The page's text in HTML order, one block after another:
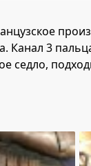
Канал 3
седло,